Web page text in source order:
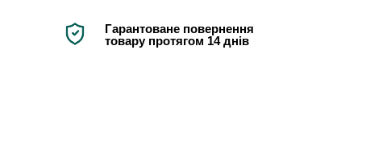
Гарантоване повернення
товару протягом 14 днів